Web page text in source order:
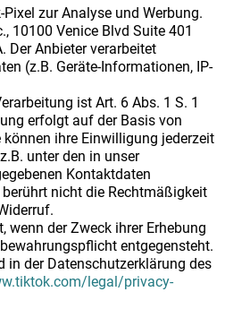
zur Analyse und Werbung.
10100 Venice Blvd Suite 401
Der Anbieter verarbeitet
(z.B. Geräte-Informationen, IP-
ist Art. 6 Abs. 1 S. 1
erfolgt auf der Basis von
ihre Einwilligung jederzeit
unter den in unser
Kontaktdaten
nicht die Rechtmäßigkeit
wenn der Zweck ihrer Erhebung
entgegensteht.
in der Datenschutzerklärung des
legal/privacy-